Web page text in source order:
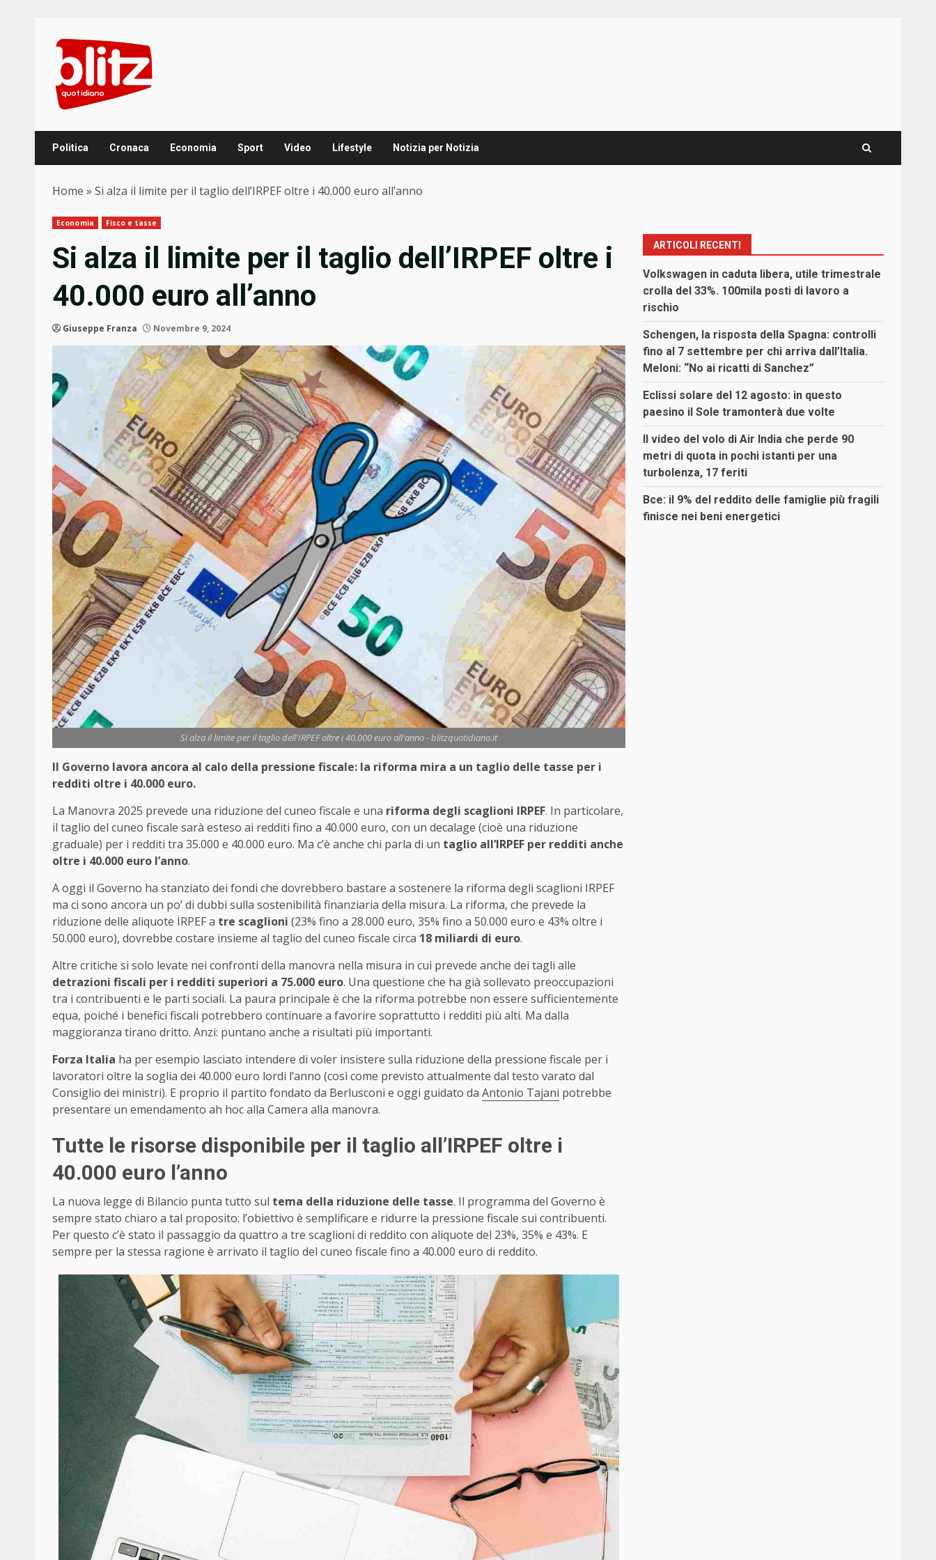
content
Politica Cronaca Economia Sport Video Lifestyle Notizia per Notizia
Home » Si alza il limite per il taglio dell’IRPEF oltre i 40.000 euro all’anno
Economia Fisco e tasse
Si alza il limite per il taglio dell’IRPEF oltre i
40.000 euro all’anno
Giuseppe Franza Novembre 9, 2024
Si alza il limite per il taglio dell'IRPEF oltre i 40.000 euro all'anno - blitzquotidiano.it
Il Governo lavora ancora al calo della pressione fiscale: la riforma mira a un taglio delle tasse per i
redditi oltre i 40.000 euro.
La Manovra 2025 prevede una riduzione del cuneo fiscale e una riforma degli scaglioni IRPEF. In particolare,
il taglio del cuneo fiscale sarà esteso ai redditi fino a 40.000 euro, con un decalage (cioè una riduzione
graduale) per i redditi tra 35.000 e 40.000 euro. Ma c’è anche chi parla di un taglio all’IRPEF per redditi anche
oltre i 40.000 euro l’anno.
A oggi il Governo ha stanziato dei fondi che dovrebbero bastare a sostenere la riforma degli scaglioni IRPEF
ma ci sono ancora un po’ di dubbi sulla sostenibilità finanziaria della misura. La riforma, che prevede la
riduzione delle aliquote IRPEF a tre scaglioni (23% fino a 28.000 euro, 35% fino a 50.000 euro e 43% oltre i
50.000 euro), dovrebbe costare insieme al taglio del cuneo fiscale circa 18 miliardi di euro.
Altre critiche si solo levate nei confronti della manovra nella misura in cui prevede anche dei tagli alle
detrazioni fiscali per i redditi superiori a 75.000 euro. Una questione che ha già sollevato preoccupazioni
tra i contribuenti e le parti sociali. La paura principale è che la riforma potrebbe non essere sufficientemente
equa, poiché i benefici fiscali potrebbero continuare a favorire soprattutto i redditi più alti. Ma dalla
maggioranza tirano dritto. Anzi: puntano anche a risultati più importanti.
Forza Italia ha per esempio lasciato intendere di voler insistere sulla riduzione della pressione fiscale per i
lavoratori oltre la soglia dei 40.000 euro lordi l’anno (così come previsto attualmente dal testo varato dal
Consiglio dei ministri). E proprio il partito fondato da Berlusconi e oggi guidato da Antonio Tajani potrebbe
presentare un emendamento ah hoc alla Camera alla manovra.
Tutte le risorse disponibile per il taglio all’IRPEF oltre i
40.000 euro l’anno
La nuova legge di Bilancio punta tutto sul tema della riduzione delle tasse. Il programma del Governo è
sempre stato chiaro a tal proposito: l’obiettivo è semplificare e ridurre la pressione fiscale sui contribuenti.
Per questo c’è stato il passaggio da quattro a tre scaglioni di reddito con aliquote del 23%, 35% e 43%. E
sempre per la stessa ragione è arrivato il taglio del cuneo fiscale fino a 40.000 euro di reddito.
ARTICOLI RECENTI
Volkswagen in caduta libera, utile trimestrale
crolla del 33%. 100mila posti di lavoro a
rischio
Schengen, la risposta della Spagna: controlli
fino al 7 settembre per chi arriva dall’Italia.
Meloni: “No ai ricatti di Sanchez”
Eclissi solare del 12 agosto: in questo
paesino il Sole tramonterà due volte
Il video del volo di Air India che perde 90
metri di quota in pochi istanti per una
turbolenza, 17 feriti
Bce: il 9% del reddito delle famiglie più fragili
finisce nei beni energetici